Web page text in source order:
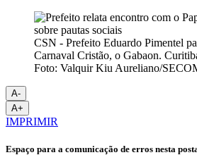
CSN - Prefeito Eduardo Pimentel
Carnaval Cristão, o Gabaon.
Foto: Valquir Kiu Aureliano/
A-
A+
IMPRIMIR
Espaço para a comunicação de erros nesta